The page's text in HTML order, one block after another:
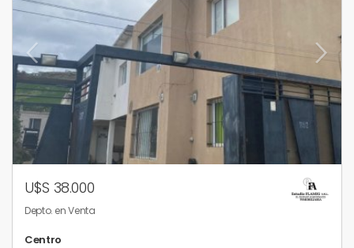
U$S 38.000
Depto. en Venta
Centro